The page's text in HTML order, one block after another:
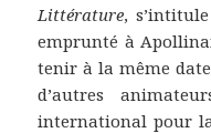
Littérature,
emprunté à
tenir à la même
d’autres
international pour